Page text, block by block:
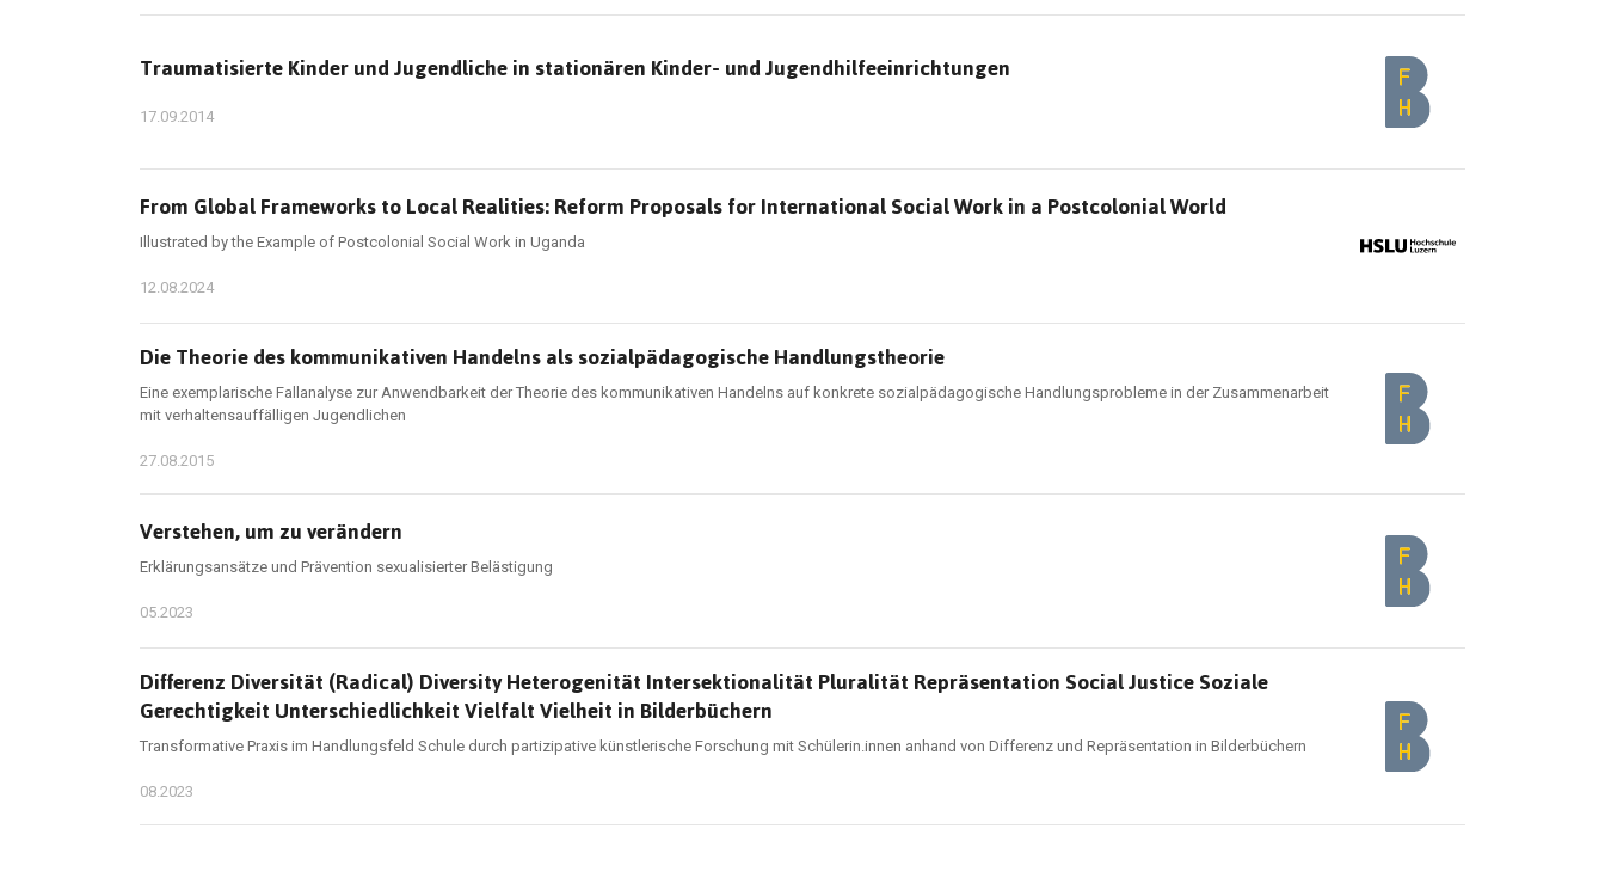
Traumatisierte Kinder und Jugendliche in stationären Kinder- und Jugendhilfeeinrichtungen
17.09.2014
From Global Frameworks to Local Realities: Reform Proposals for International Social Work in a Postcolonial World
Illustrated by the Example of Postcolonial Social Work in Uganda
12.08.2024
Die Theorie des kommunikativen Handelns als sozialpädagogische Handlungstheorie
Eine exemplarische Fallanalyse zur Anwendbarkeit der Theorie des kommunikativen Handelns auf konkrete sozialpädagogische Handlungsprobleme in der Zusammenarbeit
mit verhaltensauffälligen Jugendlichen
27.08.2015
Verstehen, um zu verändern
Erklärungsansätze und Prävention sexualisierter Belästigung
05.2023
Differenz Diversität (Radical) Diversity Heterogenität Intersektionalität Pluralität Repräsentation Social Justice Soziale
Gerechtigkeit Unterschiedlichkeit Vielfalt Vielheit in Bilderbüchern
Transformative Praxis im Handlungsfeld Schule durch partizipative künstlerische Forschung mit Schülerin.innen anhand von Differenz und Repräsentation in Bilderbüchern
08.2023